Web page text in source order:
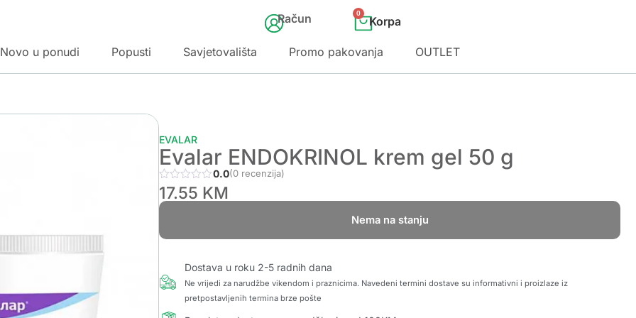
Račun 0
Novo u ponudi Popusti Savjetovališta Promo pakovanja OUTLET
EVALAR
Evalar ENDOKRINOL krem gel 50 g
0.0(0 recenzija)
17.55 KM
Nema na stanju
Dostava u roku 2-5 radnih dana
Ne vrijedi za narudžbe vikendom i praznicima. Navedeni termini dostave su informativni i proizlaze iz
pretpostavljenih termina brze pošte